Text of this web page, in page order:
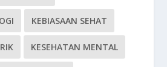
KEBIASAAN SEHAT
KESEHATAN MENTAL